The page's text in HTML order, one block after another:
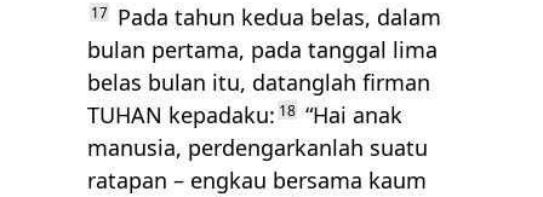
17 Pada tahun kedua belas, dalam
bulan pertama, pada tanggal lima
belas bulan itu, datanglah firman
TUHAN kepadaku: 18 “Hai anak
manusia, perdengarkanlah suatu
ratapan – engkau bersama kaum